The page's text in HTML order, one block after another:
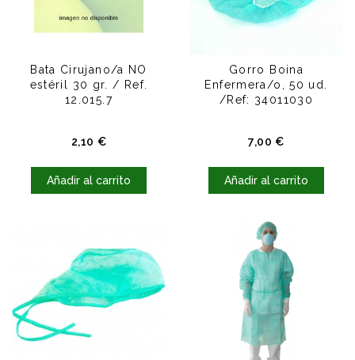
Bata Cirujano/a NO
estéril 30 gr. / Ref.
12.015.7
2,10 €Precio
Añadir al carrito
Gorro Boina
Enfermera/o, 50 ud.
/Ref: 34011030
7,00 €Precio
Añadir al carrito